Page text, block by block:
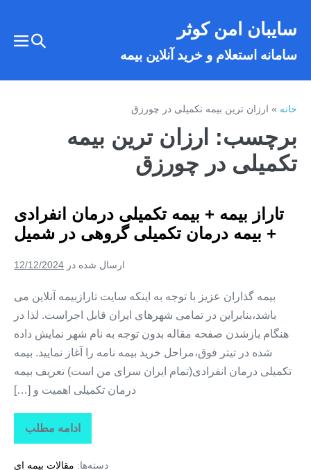
سایبان امن کوثر
سامانه استعلام و خرید آنلاین بیمه
تغییر
خانه»ارزان ترین بیمه تکمیلی در چورزق
برچسب: ارزان ترین بیمه
تکمیلی در چورزق
تاراز بیمه + بیمه تکمیلی درمان انفرادی
+ بیمه درمان تکمیلی گروهی در شمیل
ارسال شده در 12/12/2024
بیمه گذاران عزیز با توجه به اینکه سایت تارازبیمه آنلاین می
باشد،بنابراین در تمامی شهرهای ایران قابل اجراست. لذا در
هنگام بازشدن صفحه مقاله بدون توجه به نام شهر نمایش داده
شده در تیتر فوق،مراحل خرید بیمه نامه را آغاز نمایید. بیمه
تکمیلی درمان انفرادی(تمام ایران سرای من است) تعریف بیمه
درمان تکمیلی اهمیت و […]
ادامه مطلب
تاراز
بیمه
بیمه
دسته‌ها: مقالات بیمه ای